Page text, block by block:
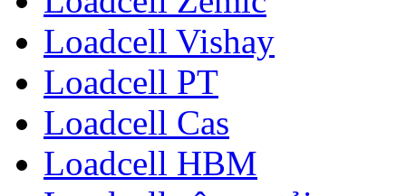
Loadcell Vishay
Loadcell PT
Loadcell Cas
Loadcell HBM